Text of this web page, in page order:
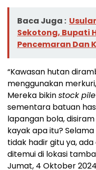
Baca Juga :
Sekotong, Bupati
Pencemaran Dan
“Kawasan hutan
menggunakan
Mereka bikinstock pile
sementara batuan
lapangan bola,
kayak apa itu?
tidak hadir gitu ya,
ditemui di lokasi
Jumat, 4 Oktober